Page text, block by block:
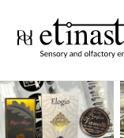
content